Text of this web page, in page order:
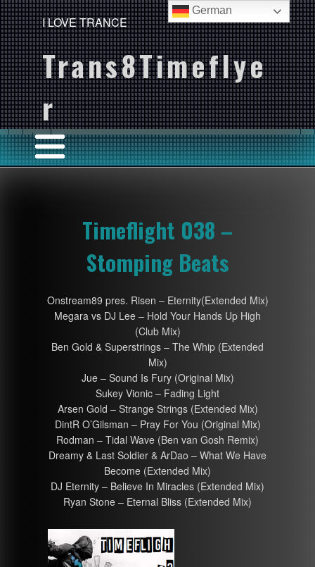
I LOVE TRANCE
Trans8Timeflye
r
Timeflight 038 –
Stomping Beats
Onstream89 pres. Risen – Eternity(Extended Mix)
Megara vs DJ Lee – Hold Your Hands Up High
(Club Mix)
Ben Gold & Superstrings – The Whip (Extended
Mix)
Jue – Sound Is Fury (Original Mix)
Sukey Vionic – Fading Light
Arsen Gold – Strange Strings (Extended Mix)
DintR O’Gilsman – Pray For You (Original Mix)
Rodman – Tidal Wave (Ben van Gosh Remix)
Dreamy & Last Soldier & ArDao – What We Have
Become (Extended Mix)
DJ Eternity – Believe In Miracles (Extended Mix)
Ryan Stone – Eternal Bliss (Extended Mix)
German